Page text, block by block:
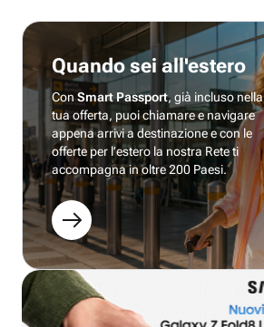
Quando sei all'estero
ConSmart Passport, già incluso nella
tua offerta, puoi chiamare e navigare
appena arrivi a destinazione e con le
offerte per l’estero la nostra Rete ti
accompagna in oltre 200 Paesi.